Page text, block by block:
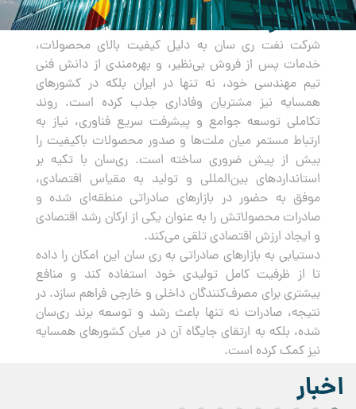
صادرات
شرکت نفت ری سان به دلیل کیفیت بالای محصولات،
خدمات پس از فروش بی‌نظیر، و بهره‌مندی از دانش فنی
تیم مهندسی خود، نه تنها در ایران بلکه در کشورهای
همسایه نیز مشتریان وفاداری جذب کرده است. روند
تکاملی توسعه جوامع و پیشرفت سریع فناوری، نیاز به
ارتباط مستمر میان ملت‌ها و صدور محصولات باکیفیت را
بیش از پیش ضروری ساخته است. ری‌سان با تکیه بر
استانداردهای بین‌المللی و تولید به مقیاس اقتصادی،
موفق به حضور در بازارهای صادراتی منطقه‌ای شده و
صادرات محصولاتش را به عنوان یکی از ارکان رشد اقتصادی
و ایجاد ارزش اقتصادی تلقی می‌کند.
دستیابی به بازارهای صادراتی به ری سان این امکان را داده
تا از ظرفیت کامل تولیدی خود استفاده کند و منافع
بیشتری برای مصرف‌کنندگان داخلی و خارجی فراهم سازد. در
نتیجه، صادرات نه تنها باعث رشد و توسعه برند ری‌سان
شده، بلکه به ارتقای جایگاه آن در میان کشورهای همسایه
نیز کمک کرده است.
اخبار